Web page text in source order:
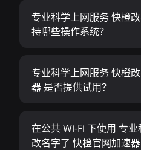
专业科学上网服务 快橙
持哪些操作系统？
专业科学上网服务 快橙
器 是否提供试用？
在公共 Wi-Fi 下使用 专
改名字了 快橙官网加速器